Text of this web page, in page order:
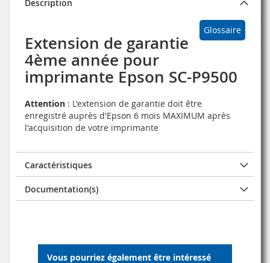
Description
Glossaire
Extension de garantie
4ème année pour
imprimante Epson SC-P9500
Attention : L'extension de garantie doit être
enregistré auprès d'Epson 6 mois MAXIMUM après
l'acquisition de votre imprimante
Caractéristiques
Documentation(s)
Vous pourriez également être intéressé